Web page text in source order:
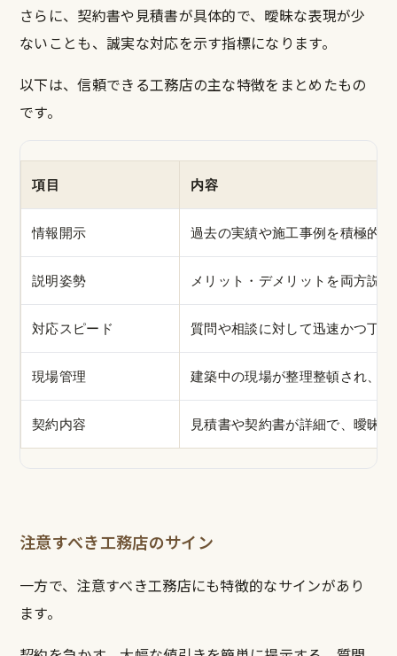
さらに、契約書や見積書が具体的で、曖昧な表現が少
ないことも、誠実な対応を示す指標になります。
以下は、信頼できる工務店の主な特徴をまとめたもの
です。
項目 内容
情報開示 過去の実績や施工事例を積極的
説明姿勢 メリット・デメリットを両方説
対応スピード 質問や相談に対して迅速かつ丁
現場管理 建築中の現場が整理整頓され、
契約内容 見積書や契約書が詳細で、曖昧
注意すべき工務店のサイン
一方で、注意すべき工務店にも特徴的なサインがあり
ます。